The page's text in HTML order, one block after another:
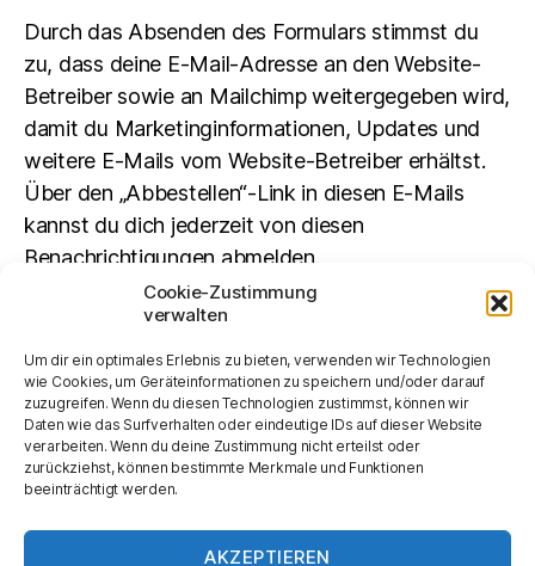
Cookie-Zustimmung
verwalten
Um dir ein optimales Erlebnis zu bieten, verwenden wir Technologien
wie Cookies, um Geräteinformationen zu speichern und/oder darauf
zuzugreifen. Wenn du diesen Technologien zustimmst, können wir
Daten wie das Surfverhalten oder eindeutige IDs auf dieser Website
verarbeiten. Wenn du deine Zustimmung nicht erteilst oder
zurückziehst, können bestimmte Merkmale und Funktionen
beeinträchtigt werden.
AKZEPTIEREN
Durch das Absenden des Formulars stimmst du
zu, dass deine E-Mail-Adresse an den Website-
Betreiber sowie an Mailchimp weitergegeben wird,
damit du Marketinginformationen, Updates und
weitere E-Mails vom Website-Betreiber erhältst.
Über den „Abbestellen“-Link in diesen E-Mails
kannst du dich jederzeit von diesen
Benachrichtigungen abmelden.
SUCHEN